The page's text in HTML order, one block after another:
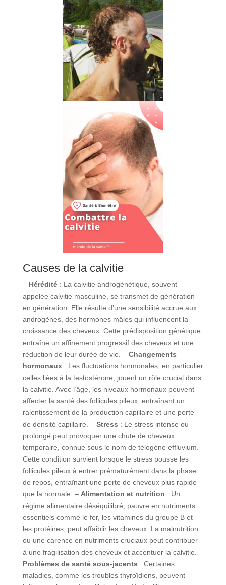
Causes de la calvitie
– Hérédité: La calvitie androgénétique, souvent
appelée calvitie masculine, se transmet de génération
en génération. Elle résulte d’une sensibilité accrue aux
androgènes, des hormones mâles qui influencent la
croissance des cheveux. Cette prédisposition génétique
entraîne un affinement progressif des cheveux et une
réduction de leur durée de vie. – Changements
hormonaux: Les fluctuations hormonales, en particulier
celles liées à la testostérone, jouent un rôle crucial dans
la calvitie. Avec l’âge, les niveaux hormonaux peuvent
affecter la santé des follicules pileux, entraînant un
ralentissement de la production capillaire et une perte
de densité capillaire. – Stress : Le stress intense ou
prolongé peut provoquer une chute de cheveux
temporaire, connue sous le nom de télogène effluvium.
Cette condition survient lorsque le stress pousse les
follicules pileux à entrer prématurément dans la phase
de repos, entraînant une perte de cheveux plus rapide
que la normale. – Alimentation et nutrition : Un
régime alimentaire déséquilibré, pauvre en nutriments
essentiels comme le fer, les vitamines du groupe B et
les protéines, peut affaiblir les cheveux. La malnutrition
ou une carence en nutriments cruciaux peut contribuer
à une fragilisation des cheveux et accentuer la calvitie. –
Problèmes de santé sous-jacents : Certaines
maladies, comme les troubles thyroïdiens, peuvent